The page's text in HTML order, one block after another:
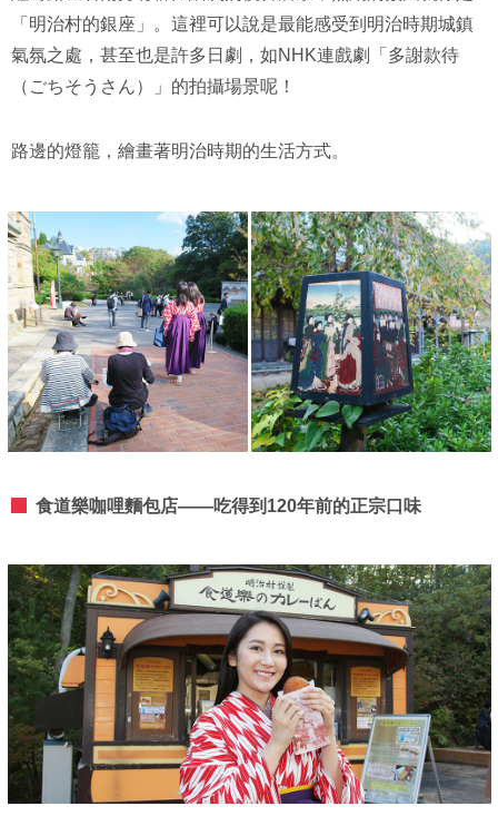
「明治村的銀座」。這裡可以說是最能感受到明治時期城鎮
氣氛之處，甚至也是許多日劇，如NHK連戲劇「多謝款待
（ごちそうさん）」的拍攝場景呢！
路邊的燈籠，繪畫著明治時期的生活方式。
食道樂咖哩麵包店——吃得到120年前的正宗口味